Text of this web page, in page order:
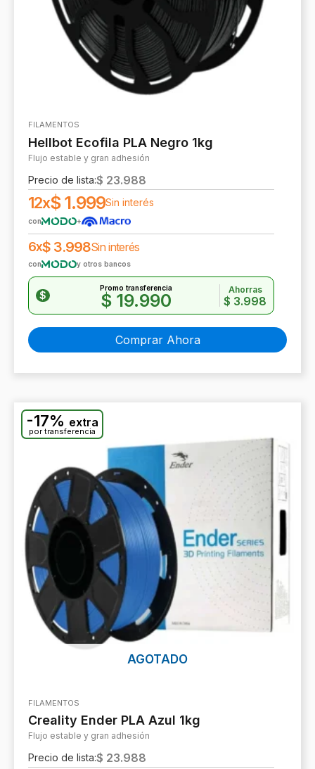
FILAMENTOS
Hellbot Ecofila PLA Negro 1kg
Flujo estable y gran adhesión
Precio de lista:$ 23.988
12x$1.999Sin interés
con +
6x$ 3.998Sin interés
con y otros bancos
$
Promo transferencia
$19.990
Ahorras
$ 3.998
Comprar Ahora
-17% extra
por transferencia
AGOTADO
FILAMENTOS
Creality Ender PLA Azul 1kg
Flujo estable y gran adhesión
Precio de lista:$ 23.988